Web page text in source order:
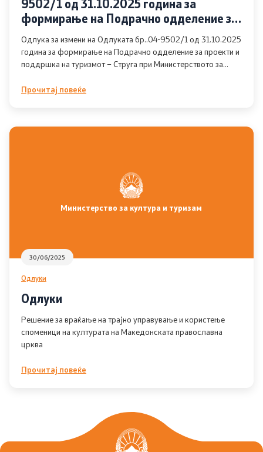
Светско природно и културно наследство на
охридскиот регион
Национална стратегија за развој на културата и
стратешки план
одговори
Изјава за пристапност
Со еден клик до сите услуги
9502/1 од 31.10.2025 година за
формирање на Подрачно одделение за
проекти и поддршка на туризмот –
Струга при Министерството за култура
и туризам
Одлука за измени на Одлуката бр..04-9502/1 од 31.10.2025
година за формирање на Подрачно одделение за проекти и
поддршка на туризмот – Струга при Министерството за
Прочитај повеќе
Министерство за култура и туризам
30/06/2025
Одлуки
Одлуки
Решение за враќање на трајно управување и користење
споменици на културата на Македонската православна
црква
Прочитај повеќе